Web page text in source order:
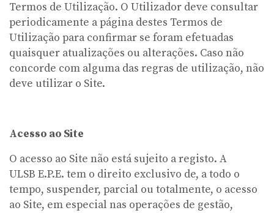
Termos de Utilização. O Utilizador deve consultar
periodicamente a página destes Termos de
Utilização para confirmar se foram efetuadas
quaisquer atualizações ou alterações. Caso não
concorde com alguma das regras de utilização, não
deve utilizar o Site.
Acesso ao Site
O acesso ao Site não está sujeito a registo. A
ULSB E.P.E. tem o direito exclusivo de, a todo o
tempo, suspender, parcial ou totalmente, o acesso
ao Site, em especial nas operações de gestão,